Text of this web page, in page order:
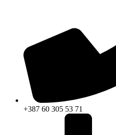
+387 60 305 53 71